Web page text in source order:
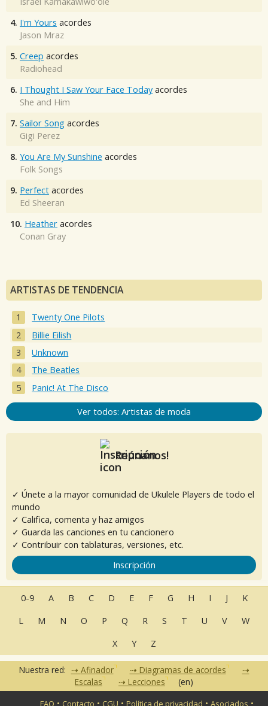
4. I'm Yours acordes
Jason Mraz
5. Creep acordes
Radiohead
6. I Thought I Saw Your Face Today acordes
She and Him
7. Sailor Song acordes
Gigi Perez
8. You Are My Sunshine acordes
Folk Songs
9. Perfect acordes
Ed Sheeran
10. Heather acordes
Conan Gray
ARTISTAS DE TENDENCIA
Twenty One Pilots
Billie Eilish
Unknown
The Beatles
Panic! At The Disco
Ver todos: Artistas de moda
Reúnanos!
✓ Únete a la mayor comunidad de Ukulele Players de todo el
mundo
✓ Califica, comenta y haz amigos
✓ Guarda las canciones en tu cancionero
✓ Contribuir con tablaturas, versiones, etc.
Inscripción
0-9 A B C D E F G H I J
K
L
M N O P Q R S T U V
W
X
Y Z
Nuestra red: Afinador
Diagramas de acordes
Escalas
Lecciones (en)
FAQ • Contacto • CGU •Política de privacidad •Asociados •